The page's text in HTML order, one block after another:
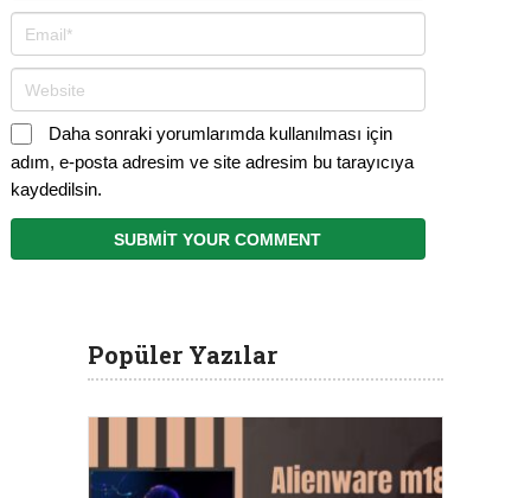
Daha sonraki yorumlarımda kullanılması için
adım, e-posta adresim ve site adresim bu tarayıcıya
kaydedilsin.
Popüler Yazılar